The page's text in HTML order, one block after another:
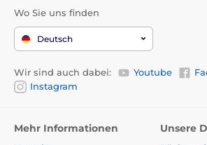
Wo Sie uns finden
Deutsch
Wir sind auch dabei: Youtube
Instagram
Mehr Informationen Unsere